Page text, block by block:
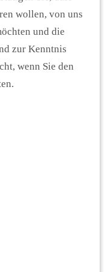
wollen, von uns
und die
zur Kenntnis
wenn Sie den